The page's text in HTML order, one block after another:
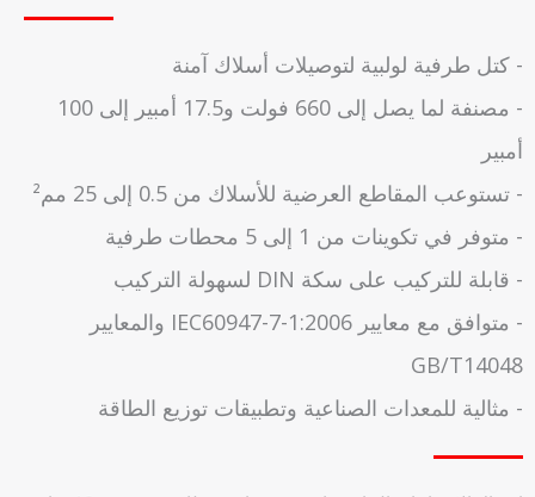
- كتل طرفية لولبية لتوصيلات أسلاك آمنة
- مصنفة لما يصل إلى 660 فولت و17.5 أمبير إلى 100
أمبير
- تستوعب المقاطع العرضية للأسلاك من 0.5 إلى 25 مم²
- متوفر في تكوينات من 1 إلى 5 محطات طرفية
- قابلة للتركيب على سكة DIN لسهولة التركيب
- متوافق مع معايير IEC60947-7-1:2006 والمعايير
GB/T14048
- مثالية للمعدات الصناعية وتطبيقات توزيع الطاقة